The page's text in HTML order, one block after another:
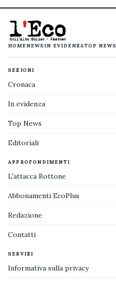
HOMENEWS IN EVIDENZATOP NEWS
SEZIONI
Cronaca
In evidenza
Top News
Editoriali
APPROFONDIMENTI
L'attacca Bottone
Abbonamenti EcoPlus
Redazione
Contatti
SERVIZI
Informativa sulla privacy